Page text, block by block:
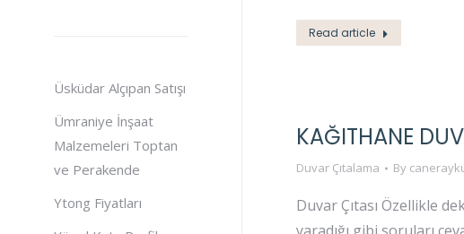
Read article
KAĞITHANE
Duvar Çıtalama By
Duvar Çıtası Özellikle
Üsküdar Alçıpan Satışı
Ümraniye İnşaat
Malzemeleri Toptan
ve Perakende
Ytong Fiyatları